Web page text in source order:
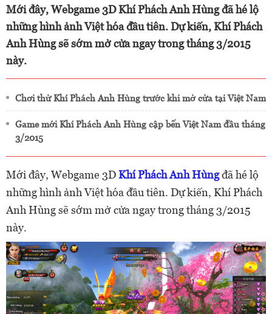
Mới đây, Webgame 3D Khí Phách Anh Hùng đã hé lộ
những hình ảnh Việt hóa đầu tiên. Dự kiến, Khí Phách
Anh Hùng sẽ sớm mở cửa ngay trong tháng 3/2015
này.
Chơi thử Khí Phách Anh Hùng trước khi mở cửa tại Việt Nam
Game mới Khí Phách Anh Hùng cập bến Việt Nam đầu tháng
3/2015
Mới đây, Webgame 3DKhí Phách Anh Hùngđã hé lộ
những hình ảnh Việt hóa đầu tiên. Dự kiến, Khí Phách
Anh Hùng sẽ sớm mở cửa ngay trong tháng 3/2015
này.